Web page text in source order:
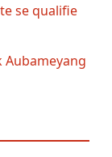
se qualifie
Aubameyang